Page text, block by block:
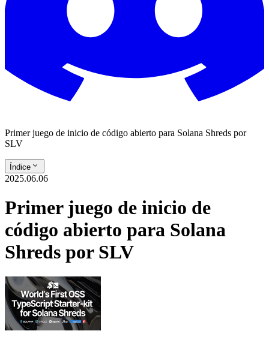
Primer juego de inicio de código abierto para Solana Shreds por
SLV
Índice
2025.06.06
Primer juego de inicio de
código abierto para Solana
Shreds por SLV